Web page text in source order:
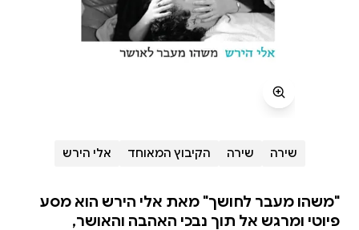
שירה שירה הקיבוץ המאוחד אלי הירש
"משהו מעבר לחושך" מאת אלי הירש הוא מסע
פיוטי ומרגש אל תוך נבכי האהבה והאושר,